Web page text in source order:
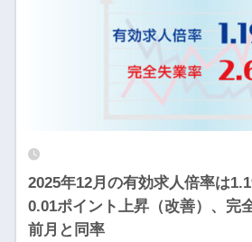
2025年12月の有効求人倍率は
0.01ポイント上昇（改善）、完
前月と同率